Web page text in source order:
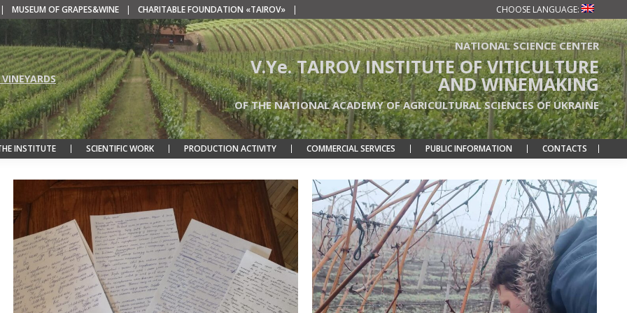
| MUSEUM OF GRAPES&WINE | CHARITABLE FOUNDATION «TAIROV» | CHOOSE LANGUAGE:
NATIONAL SCIENCE CENTER
V.Ye. TAIROV INSTITUTE OF VITICULTURE
AND WINEMAKING
OF THE NATIONAL ACADEMY OF AGRICULTURAL SCIENCES OF UKRAINE
INSTITUTE SCIENTIFIC WORK PRODUCTION ACTIVITY COMMERCIAL SERVICES PUBLIC INFORMATION CONTACTS